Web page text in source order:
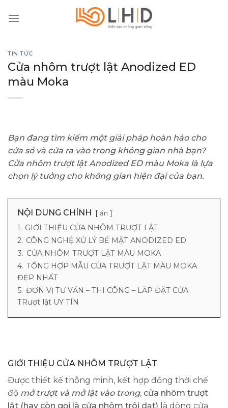
TIN TỨC
Cửa nhôm trượt lật Anodized ED
màu Moka
Bạn đang tìm kiếm một giải pháp hoàn hảo cho
cửa sổ và cửa ra vào trong không gian nhà bạn?
Cửa nhôm trượt lật Anodized ED màu Moka là lựa
chọn lý tưởng cho không gian hiện đại của bạn.
NỘI DUNG CHÍNH ẩn
1. GIỚI THIỆU CỬA NHÔM TRƯỢT LẬT
2. CÔNG NGHỆ XỬ LÝ BỀ MẶT ANODIZED ED
3. CỬA NHÔM TRƯỢT LẬT MÀU MOKA
4. TỔNG HỢP MẪU CỬA TRƯỢT LẬT MÀU MOKA
ĐẸP NHẤT
5. ĐƠN VỊ TƯ VẤN – THI CÔNG – LẮP ĐẶT CỬA
TRượt lật UY TÍN
GIỚI THIỆU CỬA NHÔM TRƯỢT LẬT
Được thiết kế thông minh, kết hợp đồng thời chế
độ mở trượt và mở lật vào trong, cửa nhôm trượt
lật (hay còn gọi là cửa nhôm trôi dạt) là dòng cửa